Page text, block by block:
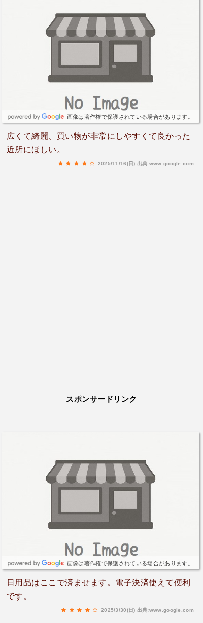
画像は著作権で保護されている場合があります。
広くて綺麗、買い物が非常にしやすくて良かった
近所にほしい。
2025/11/16(日) 出典:www.google.com
スポンサードリンク
画像は著作権で保護されている場合があります。
日用品はここで済ませます。電子決済使えて便利
です。
2025/3/30(日) 出典:www.google.com